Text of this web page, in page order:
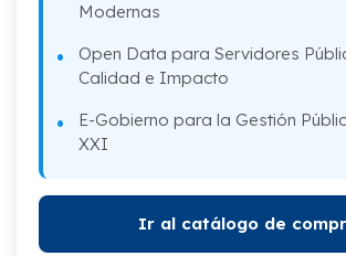
Modernas
Open Data para Servidores
Calidad e Impacto
E-Gobierno para la Gestión
XXI
Ir al catálogo de